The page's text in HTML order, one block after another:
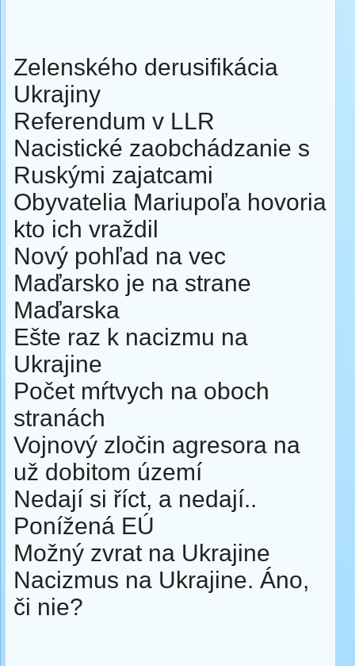
Zelenského derusifikácia
Ukrajiny
Referendum v LLR
Nacistické zaobchádzanie s
Ruskými zajatcami
Obyvatelia Mariupoľa hovoria
kto ich vraždil
Nový pohľad na vec
Maďarsko je na strane
Maďarska
Ešte raz k nacizmu na
Ukrajine
Počet mŕtvych na oboch
stranách
Vojnový zločin agresora na
už dobitom území
Nedají si říct, a nedají..
Ponížená EÚ
Možný zvrat na Ukrajine
Nacizmus na Ukrajine. Áno,
či nie?